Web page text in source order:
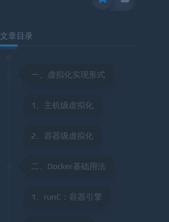
文章目录
一、虚拟化实现形式
1、主机级虚拟化
2、容器级虚拟化
二、Docker基础用法
1、runC：容器引擎